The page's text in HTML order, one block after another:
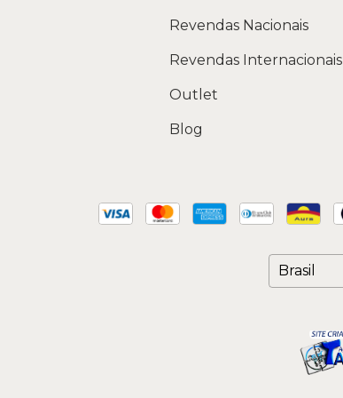
Revendas Nacionais
Revendas Internacionais
Outlet
Blog